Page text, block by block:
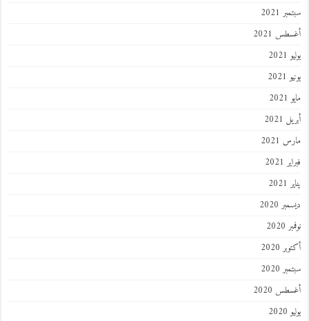
سبتمبر 2021
أغسطس 2021
يوليو 2021
يونيو 2021
مايو 2021
أبريل 2021
مارس 2021
فبراير 2021
يناير 2021
ديسمبر 2020
نوفمبر 2020
أكتوبر 2020
سبتمبر 2020
أغسطس 2020
يوليو 2020